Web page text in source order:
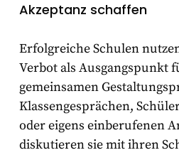
Akzeptanz schaffen
Erfolgreiche Schulen
Verbot als Ausgangspunkt
gemeinsamen
Klassengesprächen,
oder eigens einberufenen
diskutieren sie mit ihren